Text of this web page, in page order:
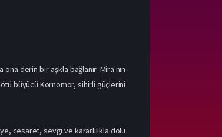
derin bir aşkla bağlanır. Mira'nın
büyücü Kornomor, sihirli güçlerini
cesaret, sevgi ve kararlılıkla dolu